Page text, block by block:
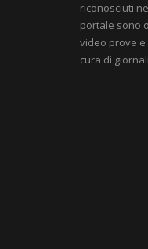
riconosciuti
portale sono
video prove
cura di